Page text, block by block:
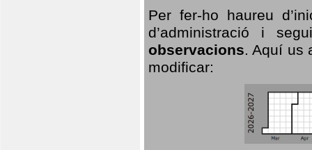
Per fer-ho haureu
d’administració i
observacions. Aquí us
modificar: